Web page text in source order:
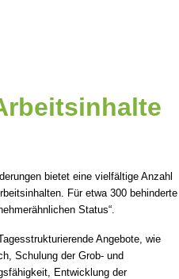
bietet eine vielfältige Anzahl
Für etwa 300 behinderte
Status“.
Angebote, wie
Schulung der Grob- und
Entwicklung der